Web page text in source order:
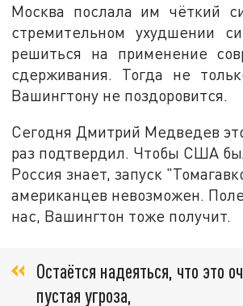
Москва послала им чёткий
стремительном ухудшении
решиться на применение
сдерживания. Тогда не
Вашингтону не поздоровится.
Сегодня Дмитрий Медведев
раз подтвердил. Чтобы США
Россия знает, запуск
американцев невозможен.
нас, Вашингтон тоже получит.
Остаётся надеяться, что это
пустая угроза,